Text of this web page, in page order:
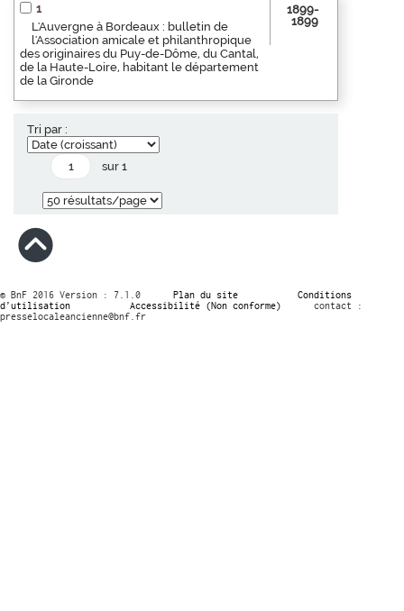
1
L'Auvergne à Bordeaux : bulletin de
l'Association amicale et philanthropique
des originaires du Puy-de-Dôme, du Cantal,
de la Haute-Loire, habitant le département
de la Gironde
1899-
1899
Tri par :
sur 1
© BnF 2016 Version : 7.1.0 Plan du site
Conditions
d’utilisation
Accessibilité (Non conforme)
contact :
presselocaleancienne@bnf.fr